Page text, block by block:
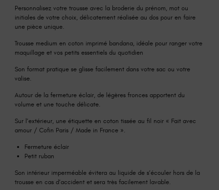
Personnalisez votre trousse avec la broderie du prénom, mot ou
initiales de votre choix, délicatement réalisée au dos pour en faire
une pièce unique.
Trousse medium en coton imprimé bandana, idéale pour ranger votre
maquillage et vos petits essentiels du quotidien
Son format pratique se glisse facilement dans votre sac ou votre
valise.
Autour de la fermeture éclair, de légères fronces apportent du
volume et une touche délicate.
Sur l’extérieur, une étiquette en coton tissée au fil noir « Fait avec
amour / Cofin Paris / Made in France ».
Fermeture éclair
Petit ruban
Son intérieur imperméable évitera au liquide de s’écouler hors de la
trousse en cas d’accident et sera très facilement lavable.